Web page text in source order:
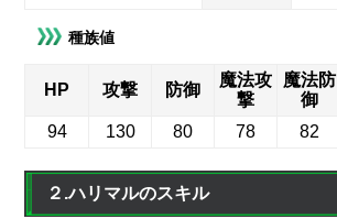
種族値
HP 攻撃 防御
魔法攻
撃
魔法防
御
94 130 80 78 82
２.ハリマルのスキル